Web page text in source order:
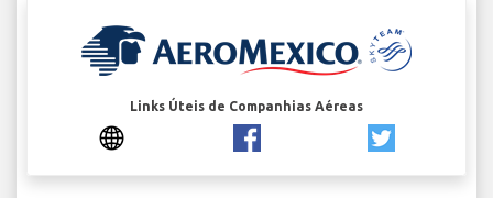
Links Úteis de Companhias Aéreas